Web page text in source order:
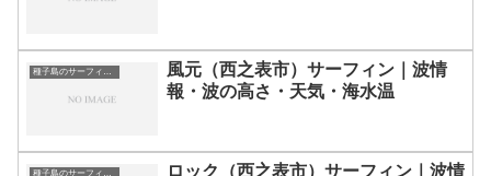
風元（西之表市）サーフィン｜波情
報・波の高さ・天気・海水温
ロック（西之表市）サーフィン｜波情